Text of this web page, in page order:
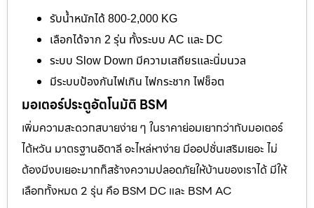
รับน้ำหนักได้ 800-2,000 KG
เลือกได้จาก 2 รุ่น ทั้งระบบ AC และ DC
ระบบ Slow Down มีความเสถียรและนิ่มนวล
มีระบบป้องกันไฟเกิน ไฟกระชาก ไฟช็อต
มอเตอร์ประตูอัตโนมัติ BSM
เพิ่มความสะดวกสบายง่าย ๆ ในราคาย่อมเยากว่ากับมอเตอร์
ไต้หวัน มาตรฐานอิตาลี อะไหล่หาง่าย มีออปชั่นเสริมเยอะ ไม่
ต้องมีงบเยอะมากก็สร้างความปลอดภัยให้บ้านของเราได้ มีให้
เลือกทั้งหมด 2 รุ่น คือ BSM DC และ BSM AC